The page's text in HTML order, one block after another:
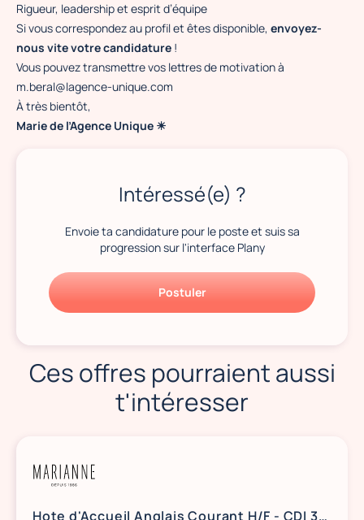
Rigueur, leadership et esprit d’équipe
Si vous correspondez au profil et êtes disponible, envoyez-
nous vite votre candidature !
Vous pouvez transmettre vos lettres de motivation à
m.beral@lagence-unique.com
À très bientôt,
Marie de l’Agence Unique ☀
Intéressé(e) ?
Envoie ta candidature pour le poste et suis sa
progression sur l'interface Plany
Postuler
Ces offres pourraient aussi
t'intéresser
Hote d'Accueil Anglais Courant H/F - CDI 35H